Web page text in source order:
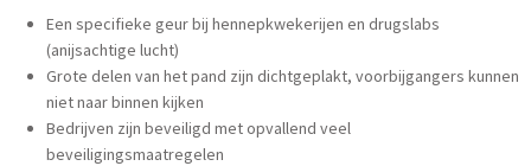
Een specifieke geur bij hennepkwekerijen en drugslabs
(anijsachtige lucht)
Grote delen van het pand zijn dichtgeplakt, voorbijgangers kunnen
niet naar binnen kijken
Bedrijven zijn beveiligd met opvallend veel
beveiligingsmaatregelen